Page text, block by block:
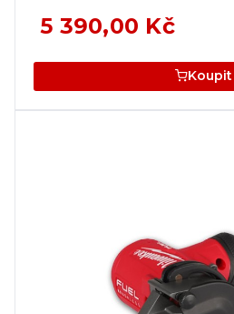
5 390,00 Kč
Koupit